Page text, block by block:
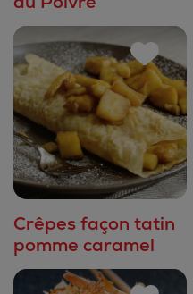
Crêpes façon tatin
pomme caramel